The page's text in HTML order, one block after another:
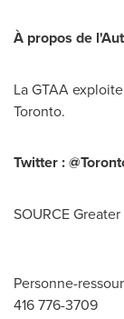
À propos de
La GTAA
Toronto.
Twitter :
SOURCE
Personne-
416 776-3709